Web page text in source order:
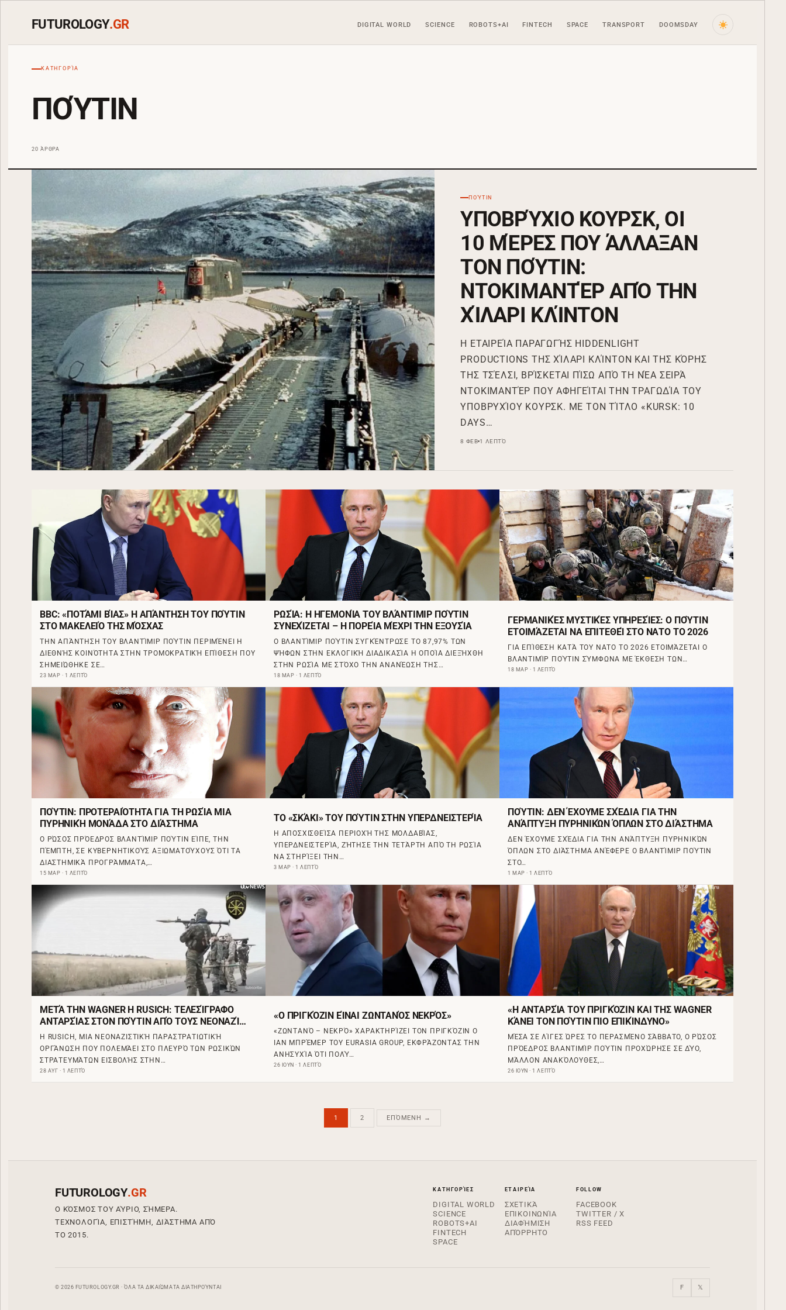
FUTUROLOGY.GR DIGITAL WORLD SCIENCE ROBOTS+AI FINTECH SPACE TRANSPORT DOOMSDAY
ΚΑΤΗΓΟΡΊΑ
ΠΟΎΤΙΝ
20 ΆΡΘΡΑ
ΠΟΎΤΙΝ
ΥΠΟΒΡΎΧΙΟ ΚΟΥΡΣΚ, ΟΙ
10 ΜΈΡΕΣ ΠΟΥ ΆΛΛΑΞΑΝ
ΤΟΝ ΠΟΎΤΙΝ:
ΝΤΟΚΙΜΑΝΤΈΡ ΑΠΌ ΤΗΝ
ΧΊΛΑΡΙ ΚΛΊΝΤΟΝ
Η ΕΤΑΙΡΕΊΑ ΠΑΡΑΓΩΓΉΣ HIDDENLIGHT
PRODUCTIONS ΤΗΣ ΧΊΛΑΡΙ ΚΛΊΝΤΟΝ ΚΑΙ ΤΗΣ ΚΌΡΗΣ
ΤΗΣ ΤΣΈΛΣΙ, ΒΡΊΣΚΕΤΑΙ ΠΊΣΩ ΑΠΌ ΤΗ ΝΈΑ ΣΕΙΡΆ
ΝΤΟΚΙΜΑΝΤΈΡ ΠΟΥ ΑΦΗΓΕΊΤΑΙ ΤΗΝ ΤΡΑΓΩΔΊΑ ΤΟΥ
ΥΠΟΒΡΥΧΊΟΥ ΚΟΥΡΣΚ. ΜΕ ΤΟΝ ΤΊΤΛΟ «KURSK: 10
DAYS…
8 ΦΕΒ 1 ΛΕΠΤΌ
BBC: «ΠΟΤΆΜΙ ΒΊΑΣ» Η ΑΠΆΝΤΗΣΗ ΤΟΥ ΠΟΎΤΙΝ
ΣΤΟ ΜΑΚΕΛΕΙΌ ΤΗΣ ΜΌΣΧΑΣ
ΤΗΝ ΑΠΆΝΤΗΣΗ ΤΟΥ ΒΛΑΝΤΊΜΙΡ ΠΟΎΤΙΝ ΠΕΡΙΜΈΝΕΙ Η
ΔΙΕΘΝΉΣ ΚΟΙΝΌΤΗΤΑ ΣΤΗΝ ΤΡΟΜΟΚΡΑΤΙΚΉ ΕΠΊΘΕΣΗ ΠΟΥ
ΣΗΜΕΙΏΘΗΚΕ ΣΕ…
23 ΜΑΡ · 1 ΛΕΠΤΌ
ΡΩΣΊΑ: Η ΗΓΕΜΟΝΊΑ ΤΟΥ ΒΛΆΝΤΙΜΙΡ ΠΟΎΤΙΝ
ΣΥΝΕΧΊΖΕΤΑΙ – Η ΠΟΡΕΊΑ ΜΈΧΡΙ ΤΗΝ ΕΞΟΥΣΊΑ
Ο ΒΛΑΝΤΊΜΙΡ ΠΟΎΤΙΝ ΣΥΓΚΈΝΤΡΩΣΕ ΤΟ 87,97% ΤΩΝ
ΨΉΦΩΝ ΣΤΗΝ ΕΚΛΟΓΙΚΉ ΔΙΑΔΙΚΑΣΊΑ Η ΟΠΟΊΑ ΔΙΕΞΉΧΘΗ
ΣΤΗΝ ΡΩΣΊΑ ΜΕ ΣΤΌΧΟ ΤΗΝ ΑΝΑΝΈΩΣΗ ΤΗΣ…
18 ΜΑΡ · 1 ΛΕΠΤΌ
ΓΕΡΜΑΝΙΚΈΣ ΜΥΣΤΙΚΈΣ ΥΠΗΡΕΣΊΕΣ: Ο ΠΟΎΤΙΝ
ΕΤΟΙΜΆΖΕΤΑΙ ΝΑ ΕΠΙΤΕΘΕΊ ΣΤΟ ΝΑΤΟ ΤΟ 2026
ΓΙΑ ΕΠΊΘΕΣΗ ΚΑΤΆ ΤΟΥ ΝΑΤΟ ΤΟ 2026 ΕΤΟΙΜΆΖΕΤΑΙ Ο
ΒΛΑΝΤΙΜΊΡ ΠΟΎΤΙΝ ΣΎΜΦΩΝΑ ΜΕ ΈΚΘΕΣΗ ΤΩΝ…
18 ΜΑΡ · 1 ΛΕΠΤΌ
ΠΟΎΤΙΝ: ΠΡΟΤΕΡΑΙΌΤΗΤΑ ΓΙΑ ΤΗ ΡΩΣΊΑ ΜΙΑ
ΠΥΡΗΝΙΚΉ ΜΟΝΆΔΑ ΣΤΟ ΔΙΆΣΤΗΜΑ
Ο ΡΏΣΟΣ ΠΡΌΕΔΡΟΣ ΒΛΑΝΤΊΜΙΡ ΠΟΎΤΙΝ ΕΊΠΕ, ΤΗΝ
ΠΈΜΠΤΗ, ΣΕ ΚΥΒΕΡΝΗΤΙΚΟΎΣ ΑΞΙΩΜΑΤΟΎΧΟΥΣ ΌΤΙ ΤΑ
ΔΙΑΣΤΗΜΙΚΆ ΠΡΟΓΡΆΜΜΑΤΑ,…
15 ΜΑΡ · 1 ΛΕΠΤΌ
ΤΟ «ΣΚΆΚΙ» ΤΟΥ ΠΟΎΤΙΝ ΣΤΗΝ ΥΠΕΡΔΝΕΙΣΤΕΡΊΑ
H ΑΠΟΣΧΙΣΘΕΊΣΑ ΠΕΡΙΟΧΉ ΤΗΣ ΜΟΛΔΑΒΊΑΣ,
ΥΠΕΡΔΝΕΙΣΤΕΡΊΑ, ΖΉΤΗΣΕ ΤΗΝ ΤΕΤΆΡΤΗ ΑΠΌ ΤΗ ΡΩΣΊΑ
ΝΑ ΣΤΗΡΊΞΕΙ ΤΗΝ…
3 ΜΑΡ · 1 ΛΕΠΤΌ
ΠΟΎΤΙΝ: ΔΕΝ ΈΧΟΥΜΕ ΣΧΈΔΙΑ ΓΙΑ ΤΗΝ
ΑΝΆΠΤΥΞΗ ΠΥΡΗΝΙΚΏΝ ΌΠΛΩΝ ΣΤΟ ΔΙΆΣΤΗΜΑ
ΔΕΝ ΈΧΟΥΜΕ ΣΧΈΔΙΑ ΓΙΑ ΤΗΝ ΑΝΆΠΤΥΞΗ ΠΥΡΗΝΙΚΏΝ
ΌΠΛΩΝ ΣΤΟ ΔΙΆΣΤΗΜΑ ΑΝΈΦΕΡΕ Ο ΒΛΑΝΤΊΜΙΡ ΠΟΎΤΙΝ
ΣΤΟ…
1 ΜΑΡ · 1 ΛΕΠΤΌ
ΜΕΤΆ ΤΗΝ WAGNER Η RUSICH: ΤΕΛΕΣΊΓΡΑΦΟ
ΑΝΤΑΡΣΊΑΣ ΣΤΟΝ ΠΟΎΤΙΝ ΑΠΌ ΤΟΥΣ ΝΕΟΝΑΖΊ
ΠΟΥ ΠΟΛΕΜΟΎΝ ΣΤΗΝ ΟΥΚΡΑΝΊΑ
Η RUSICH, ΜΙΑ ΝΕΟΝΑΖΙΣΤΙΚΉ ΠΑΡΑΣΤΡΑΤΙΩΤΙΚΉ
ΟΡΓΆΝΩΣΗ ΠΟΥ ΠΟΛΕΜΆΕΙ ΣΤΟ ΠΛΕΥΡΌ ΤΩΝ ΡΩΣΙΚΏΝ
ΣΤΡΑΤΕΥΜΆΤΩΝ ΕΙΣΒΟΛΉΣ ΣΤΗΝ…
28 ΑΥΓ · 1 ΛΕΠΤΌ
«Ο ΠΡΙΓΚΌΖΙΝ ΕΊΝΑΙ ΖΩΝΤΑΝΌΣ ΝΕΚΡΌΣ»
«ΖΩΝΤΑΝΌ – ΝΕΚΡΌ» ΧΑΡΑΚΤΗΡΊΖΕΙ ΤΟΝ ΠΡΙΓΚΌΖΙΝ Ο
ΙΑΝ ΜΠΡΈΜΕΡ ΤΟΥ EURASIA GROUP, ΕΚΦΡΆΖΟΝΤΑΣ ΤΗΝ
ΑΝΗΣΥΧΊΑ ΌΤΙ ΠΟΛΎ…
26 ΙΟΥΝ · 1 ΛΕΠΤΌ
«Η ΑΝΤΑΡΣΊΑ ΤΟΥ ΠΡΙΓΚΌΖΙΝ ΚΑΙ ΤΗΣ WAGNER
ΚΆΝΕΙ ΤΟΝ ΠΟΎΤΙΝ ΠΙΟ ΕΠΙΚΊΝΔΥΝΟ»
ΜΈΣΑ ΣΕ ΛΊΓΕΣ ΏΡΕΣ ΤΟ ΠΕΡΑΣΜΈΝΟ ΣΆΒΒΑΤΟ, Ο ΡΏΣΟΣ
ΠΡΌΕΔΡΟΣ ΒΛΑΝΤΙΜΊΡ ΠΟΎΤΙΝ ΠΡΟΧΏΡΗΣΕ ΣΕ ΔΎΟ,
ΜΆΛΛΟΝ ΑΝΑΚΌΛΟΥΘΕΣ,…
26 ΙΟΥΝ · 1 ΛΕΠΤΌ
1 2 ΕΠΌΜΕΝΗ →
FUTUROLOGY.GR
Ο ΚΌΣΜΟΣ ΤΟΥ ΑΎΡΙΟ, ΣΉΜΕΡΑ.
ΤΕΧΝΟΛΟΓΊΑ, ΕΠΙΣΤΉΜΗ, ΔΙΆΣΤΗΜΑ ΑΠΌ
ΤΟ 2015.
ΚΑΤΗΓΟΡΊΕΣ
DIGITAL WORLD
SCIENCE
ROBOTS+AI
FINTECH
SPACE
ΕΤΑΙΡΕΊΑ
ΣΧΕΤΙΚΆ
ΕΠΙΚΟΙΝΩΝΊΑ
ΔΙΑΦΉΜΙΣΗ
ΑΠΌΡΡΗΤΟ
FOLLOW
FACEBOOK
TWITTER / X
RSS FEED
© 2026 FUTUROLOGY.GR · ΌΛΑ ΤΑ ΔΙΚΑΙΏΜΑΤΑ ΔΙΑΤΗΡΟΎΝΤΑΙ F 𝕏